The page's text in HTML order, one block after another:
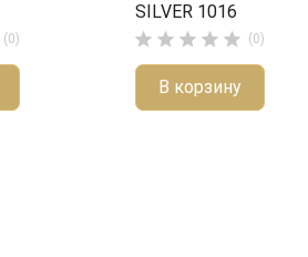
(0)
SILVER 1016
     (0)
В корзину